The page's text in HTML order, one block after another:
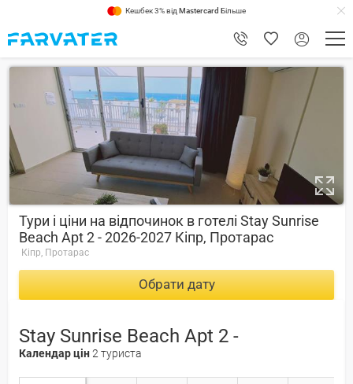
Кешбек 3% від Mastercard Більше
5.8
Тури і ціни на відпочинок в готелі Stay Sunrise
Beach Apt 2 - 2026-2027 Кіпр, Протарас
Кіпр, Протарас
Обрати дату
Stay Sunrise Beach Apt 2 -
Календар цін2 туриста